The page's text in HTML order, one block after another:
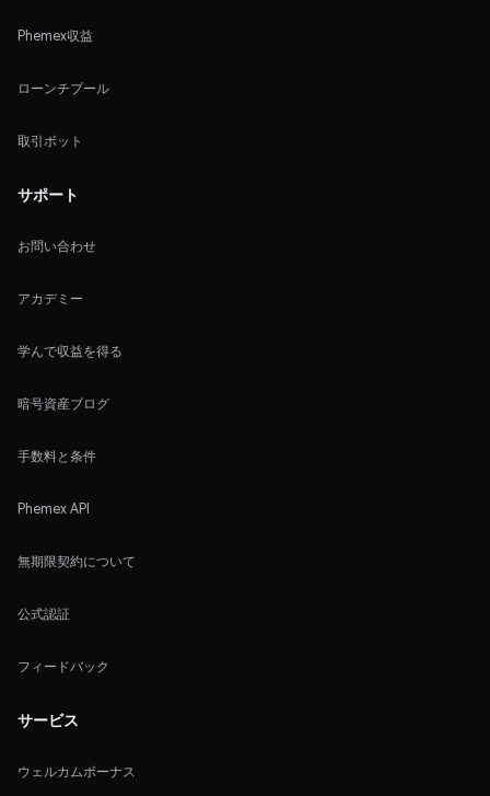
Phemex収益
ローンチプール
取引ボット
サポート
お問い合わせ
アカデミー
学んで収益を得る
暗号資産ブログ
手数料と条件
Phemex API
無期限契約について
公式認証
フィードバック
サービス
ウェルカムボーナス